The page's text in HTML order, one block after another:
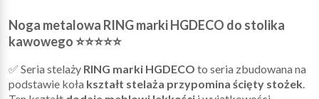
Noga metalowa RING marki HGDECO do stolika
kawowego ⭐⭐⭐⭐⭐
✅ Seria stelaży RING marki HGDECO to seria zbudowana na
podstawie koła kształt stelaża przypomina ścięty stożek.